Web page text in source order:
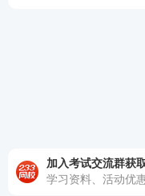
身。233网校组建
应科目多年，教学
加入考试交流群获
学习资料、活动优